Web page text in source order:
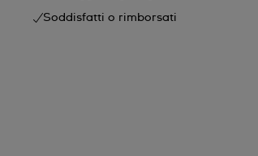
Soddisfatti o rimborsati